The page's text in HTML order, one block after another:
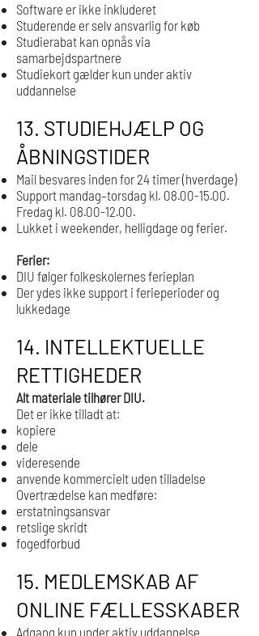
Software er ikke inkluderet
Studerende er selv ansvarlig for køb
Studierabat kan opnås via
samarbejdspartnere
Studiekort gælder kun under aktiv
uddannelse
13. STUDIEHJÆLP OG
ÅBNINGSTIDER
Mail besvares inden for 24 timer (hverdage)
Support mandag–torsdag kl. 08.00-15.00.
Fredag kl. 08.00-12.00.
Lukket i weekender, helligdage og ferier.
Ferier:
DIU følger folkeskolernes ferieplan
Der ydes ikke support i ferieperioder og
lukkedage
14. INTELLEKTUELLE
RETTIGHEDER
Alt materiale tilhører DIU.
Det er ikke tilladt at:
kopiere
dele
videresende
anvende kommercielt uden tilladelse
Overtrædelse kan medføre:
erstatningsansvar
retslige skridt
fogedforbud
15. MEDLEMSKAB AF
ONLINE FÆLLESSKABER
Adgang kun under aktiv uddannelse